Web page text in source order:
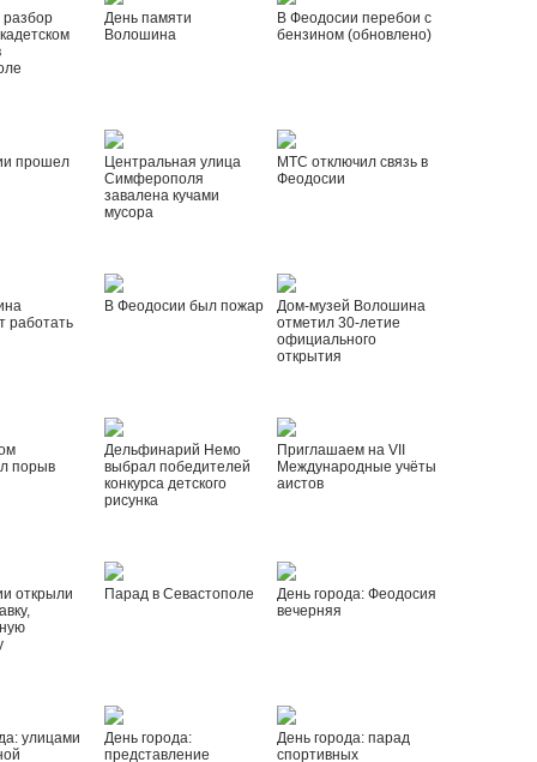
День памяти
Волошина
В Феодосии перебои с
бензином (обновлено)
прошел
Центральная улица
Симферополя
завалена кучами
мусора
МТС отключил связь в
Феодосии
работать
В Феодосии был пожар
Дом-музей Волошина
отметил 30-летие
официального
открытия
порыв
Дельфинарий Немо
выбрал победителей
конкурса детского
рисунка
Приглашаем на VII
Международные учёты
аистов
открыли
Парад в Севастополе
День города: Феодосия
вечерняя
улицами
День города:
представление
День города: парад
спортивных